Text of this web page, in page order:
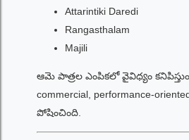
Attarintiki Daredi
Rangasthalam
Majili
ఆమె పాత్రల ఎంపికలో వైవిధ్యం
commercial, performance-
పోషించింది.